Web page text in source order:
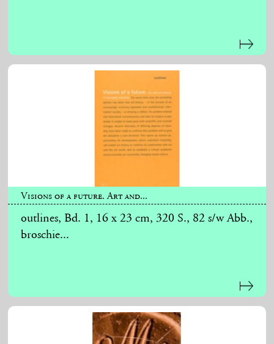
Visions of a future. Art and...
outlines, Bd. 1, 16 x 23 cm, 320 S., 82 s/w Abb.,
broschie...